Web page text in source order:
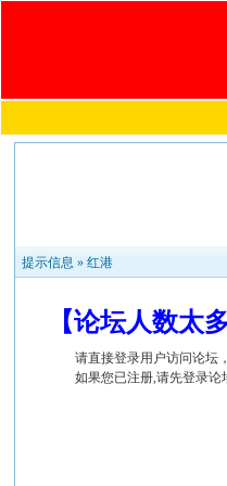
提示信息 »红港
【论坛人数太
请直接登录用户访问论坛
如果您已注册,请先登录论